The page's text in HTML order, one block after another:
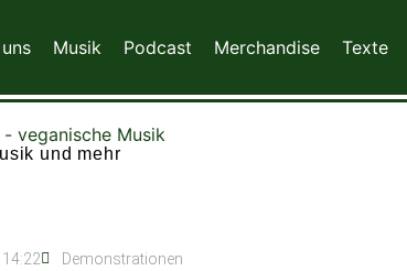
Musik Podcast Merchandise Texte
und mehr
14:22
Demonstrationen